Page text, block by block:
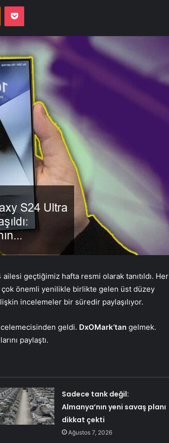
Odnoklassniki
Pocket
geçtiğimiz hafta resmi olarak tanıtıldı. Her
önemli yenilikle birlikte gelen üst düzey
incelemeler bir süredir paylaşılıyor.
geldi. DxOMark’tan gelmek.
paylaştı.
Sadece tank değil:
Almanya’nın yeni savaş planı
dikkat çekti
Ağustos 7, 2026